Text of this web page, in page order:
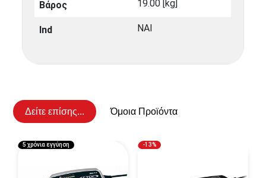
Βάρος 19.00 [kg]
Ind ΝΑΙ
Δείτε επίσης... Όμοια Προϊόντα
5 χρόνια εγγύηση -13%